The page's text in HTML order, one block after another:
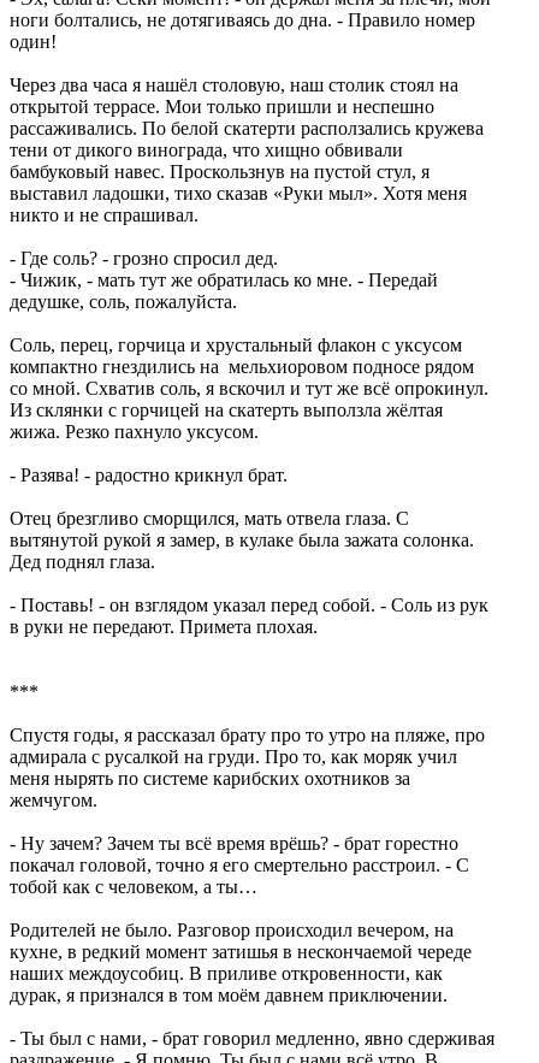
ноги болтались, не дотягиваясь до дна. - Правило номер
один!
Через два часа я нашёл столовую, наш столик стоял на
открытой террасе. Мои только пришли и неспешно
рассаживались. По белой скатерти расползались кружева
тени от дикого винограда, что хищно обвивали
бамбуковый навес. Проскользнув на пустой стул, я
выставил ладошки, тихо сказав «Руки мыл». Хотя меня
никто и не спрашивал.
- Где соль? - грозно спросил дед.
- Чижик, - мать тут же обратилась ко мне. - Передай
дедушке, соль, пожалуйста.
Соль, перец, горчица и хрустальный флакон с уксусом
компактно гнездились на мельхиоровом подносе рядом
со мной. Схватив соль, я вскочил и тут же всё опрокинул.
Из склянки с горчицей на скатерть выползла жёлтая
жижа. Резко пахнуло уксусом.
- Разява! - радостно крикнул брат.
Отец брезгливо сморщился, мать отвела глаза. С
вытянутой рукой я замер, в кулаке была зажата солонка.
Дед поднял глаза.
- Поставь! - он взглядом указал перед собой. - Соль из рук
в руки не передают. Примета плохая.
***
Спустя годы, я рассказал брату про то утро на пляже, про
адмирала с русалкой на груди. Про то, как моряк учил
меня нырять по системе карибских охотников за
жемчугом.
- Ну зачем? Зачем ты всё время врёшь? - брат горестно
покачал головой, точно я его смертельно расстроил. - С
тобой как с человеком, а ты…
Родителей не было. Разговор происходил вечером, на
кухне, в редкий момент затишья в нескончаемой череде
наших междоусобиц. В приливе откровенности, как
дурак, я признался в том моём давнем приключении.
- Ты был с нами, - брат говорил медленно, явно сдерживая